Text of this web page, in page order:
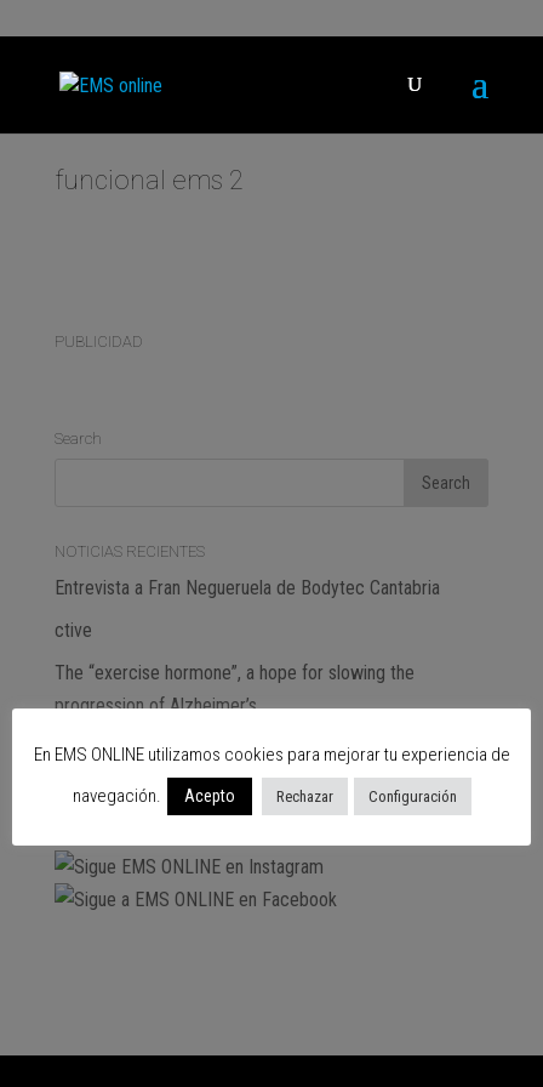
funcional ems 2
PUBLICIDAD
Search
NOTICIAS RECIENTES
Entrevista a Fran Negueruela de Bodytec Cantabria
ctive
The “exercise hormone”, a hope for slowing the
progression of Alzheimer’s
Subscribe
En EMS ONLINE utilizamos cookies para mejorar tu experiencia de
navegación.
Acepto Rechazar Configuración